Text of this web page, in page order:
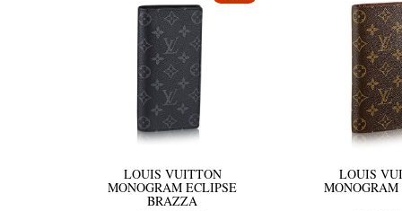
LOUIS VUITTON
MONOGRAM ECLIPSE
BRAZZA
LOUIS